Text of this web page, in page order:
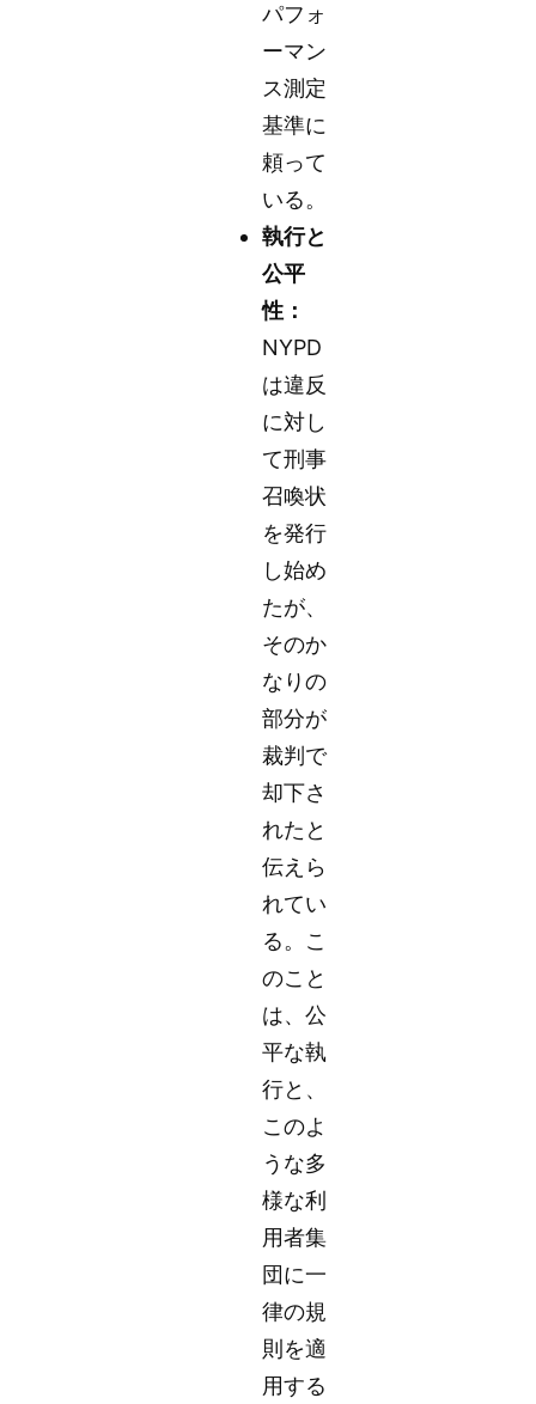
パフォ
ーマン
ス測定
基準に
頼って
いる。
執行と
公平
性：
NYPD
は違反
に対し
て刑事
召喚状
を発行
し始め
たが、
そのか
なりの
部分が
裁判で
却下さ
れたと
伝えら
れてい
る。こ
のこと
は、公
平な執
行と、
このよ
うな多
様な利
用者集
団に一
律の規
則を適
用する